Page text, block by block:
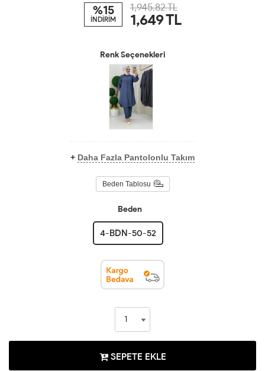
%15
İNDİRİM
1,945.82 TL
1,649TL
Renk Seçenekleri
+ Daha Fazla Pantolonlu Takım
Beden Tablosu
Beden
4-BDN-50-52
SEPETE EKLE